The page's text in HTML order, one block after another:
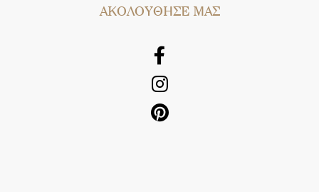
AΚΟΛΟΥΘΗΣΕ ΜΑΣ